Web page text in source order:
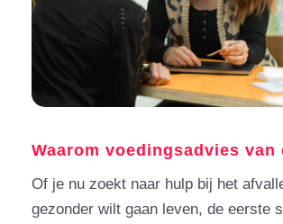
Waarom voedingsadvies van
Of je nu zoekt naar hulp bij het
gezonder wilt gaan leven, de eerste